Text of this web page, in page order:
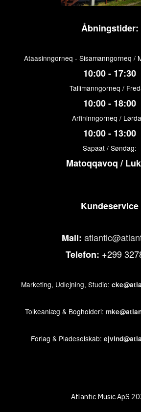
Åbningstider:
Ataasinngorneq - Sisamanngorneq /
10:00 - 17:30
Tallimanngorneq /
10:00 - 18:00
Arfininngorneq /
10:00 - 13:00
Sapaat / Søndag:
Matoqqavoq /
Kundeservice
Mail:
Telefon: +299
Marketing, Udlejning, Studio:
Tolkeanlæg & Bogholderi:
Forlag & Pladeselskab:
Atlantic Music ApS